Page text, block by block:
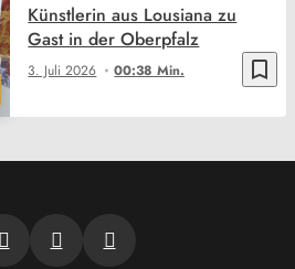
bookmark_border
3. Juli 2026 00:38 Min.
Künstlerin aus Lousiana zu
Gast in der Oberpfalz